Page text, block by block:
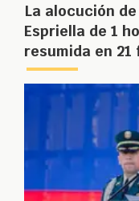
La alocución
Espriella de 1
resumida en 21